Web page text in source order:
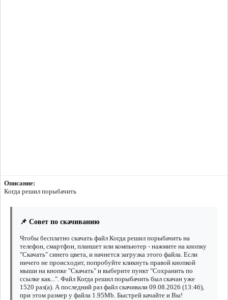
Описание:
Когда решил порыбачить
📌 Совет по скачиванию
Чтобы бесплатно скачать файл Когда решил порыбачить на
телефон, смартфон, планшет или компьютер - нажмите на кнопку
"Скачать" синего цвета, и начнется загрузка этого файла. Если
ничего не происходит, попробуйте кликнуть правой кнопкой
мыши на кнопке "Скачать" и выберите пункт "Сохранить по
ссылке как...". Файл Когда решил порыбачить был скачан уже
1520 раз(а). А последний раз файл скачивали 09.08.2026 (13:46),
при этом размер у файла 1.95Mb. Быстрей качайте и Вы!